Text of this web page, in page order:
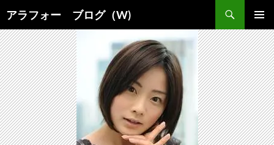
ン
テ
ン
ツ
へ
ス
キ
ッ
プ
アラフォー ブログ（W)
索
メインメ
ニュー